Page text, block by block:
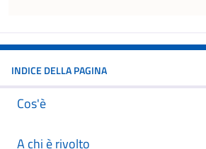
INDICE DELLA PAGINA
Cos'è
A chi è rivolto